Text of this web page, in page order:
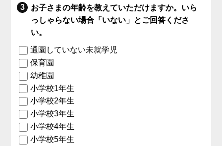
お子さまの年齢を教えていただけますか。いら
っしゃらない場合「いない」とご回答くださ
い。
通園していない未就学児
保育園
幼稚園
小学校1年生
小学校2年生
小学校3年生
小学校4年生
小学校5年生